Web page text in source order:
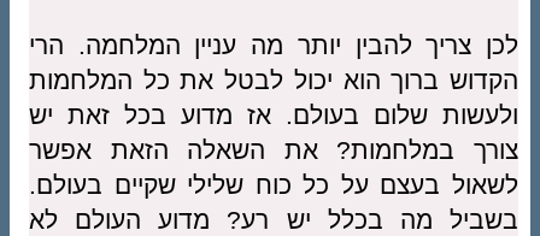
לכן צריך להבין יותר מה עניין המלחמה. הרי
הקדוש ברוך הוא יכול לבטל את כל המלחמות
ולעשות שלום בעולם. אז מדוע בכל זאת יש
צורך במלחמות? את השאלה הזאת אפשר
לשאול בעצם על כל כוח שלילי שקיים בעולם.
בשביל מה בכלל יש רע? מדוע העולם לא